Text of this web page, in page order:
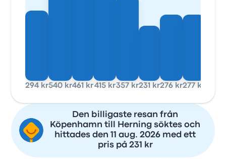
294 kr540 kr461 kr415 kr357 kr231 kr276 kr277 kr
Den billigaste resan från
Köpenhamn till Herning söktes och
hittades den 11 aug. 2026 med ett
pris på 231 kr